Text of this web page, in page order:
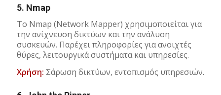
5. Nmap
Το Nmap (Network Mapper) χρησιμοποιείται για
την ανίχνευση δικτύων και την ανάλυση
συσκευών. Παρέχει πληροφορίες για ανοιχτές
θύρες, λειτουργικά συστήματα και υπηρεσίες.
Χρήση: Σάρωση δικτύων, εντοπισμός υπηρεσιών.